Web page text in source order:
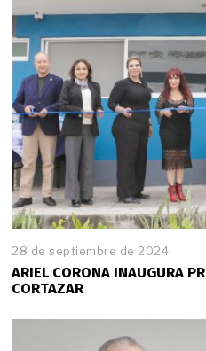
28 de septiembre de 2024
ARIEL CORONA INAUGURA
CORTAZAR